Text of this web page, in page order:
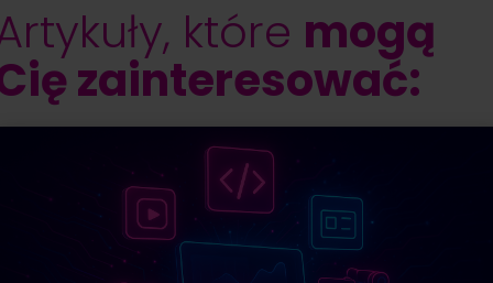
które mogą
zainteresować: